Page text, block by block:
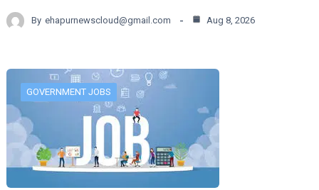
By ehapurnewscloud@gmail.com Aug 8, 2026
GOVERNMENT JOBS